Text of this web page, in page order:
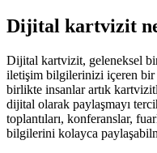
Dijital kartvizit
Dijital kartvizit, geleneksel
iletişim bilgilerinizi içeren bir
birlikte insanlar artık
dijital olarak paylaşmayı
toplantıları, konferanslar,
bilgilerini kolayca